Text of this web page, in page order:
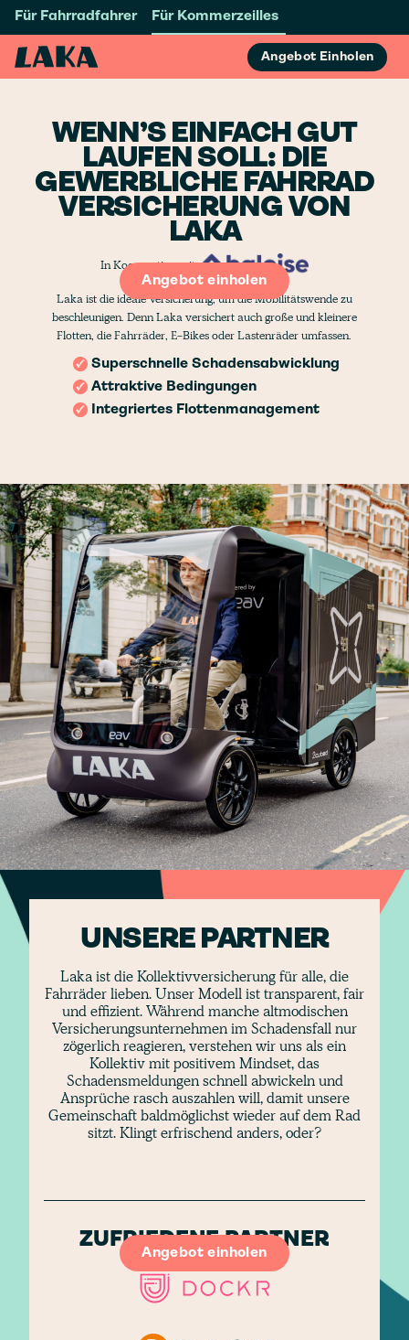
Für Fahrradfahrer Für Kommerzeilles
Angebot Einholen
WENN’S EINFACH GUT
LAUFEN SOLL: DIE
GEWERBLICHE FAHRRAD
VERSICHERUNG VON
LAKA
In Kooperation mit
Laka ist die ideale Versicherung, um die Mobilitätswende zu
beschleunigen. Denn Laka versichert auch große und kleinere
Flotten, die Fahrräder, E-Bikes oder Lastenräder umfassen.
Superschnelle Schadensabwicklung
Attraktive Bedingungen
Integriertes Flottenmanagement
Angebot einholen
UNSERE PARTNER
Laka ist die Kollektivversicherung für alle, die
Fahrräder lieben. Unser Modell ist transparent, fair
und effizient. Während manche altmodischen
Versicherungsunternehmen im Schadensfall nur
zögerlich reagieren, verstehen wir uns als ein
Kollektiv mit positivem Mindset, das
Schadensmeldungen schnell abwickeln und
Ansprüche rasch auszahlen will, damit unsere
Gemeinschaft baldmöglichst wieder auf dem Rad
sitzt. Klingt erfrischend anders, oder?
Angebot einholen
ZUFRIEDENE PARTNER